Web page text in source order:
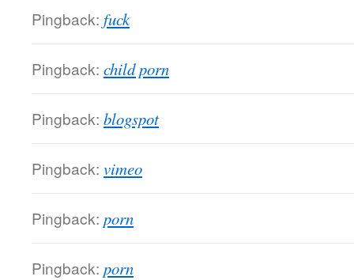
Pingback: fuck
Pingback: child porn
Pingback: blogspot
Pingback: vimeo
Pingback: porn
Pingback: porn